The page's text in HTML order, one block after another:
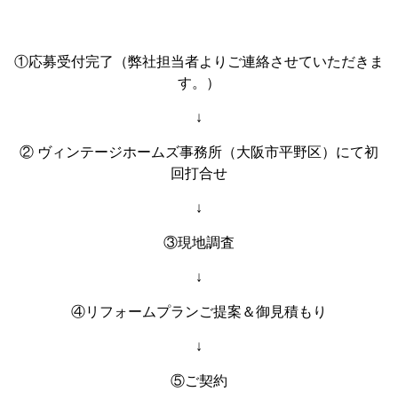
①応募受付完了（弊社担当者よりご連絡させていただきま
す。）
↓
② ヴィンテージホームズ事務所（大阪市平野区）にて初
回打合せ
↓
③現地調査
↓
④リフォームプランご提案＆御見積もり
↓
⑤ご契約